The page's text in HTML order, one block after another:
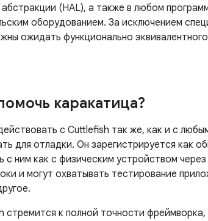
(HAL), а также в любом
оборудованием. За исключением
ожидать функционально
каракатица?
с Cuttlefish так же, как и с
для отладки. Он зарегистрируется как
с ним как с физическим устройством
и могут охватывать тестирование
стремится к полной точности